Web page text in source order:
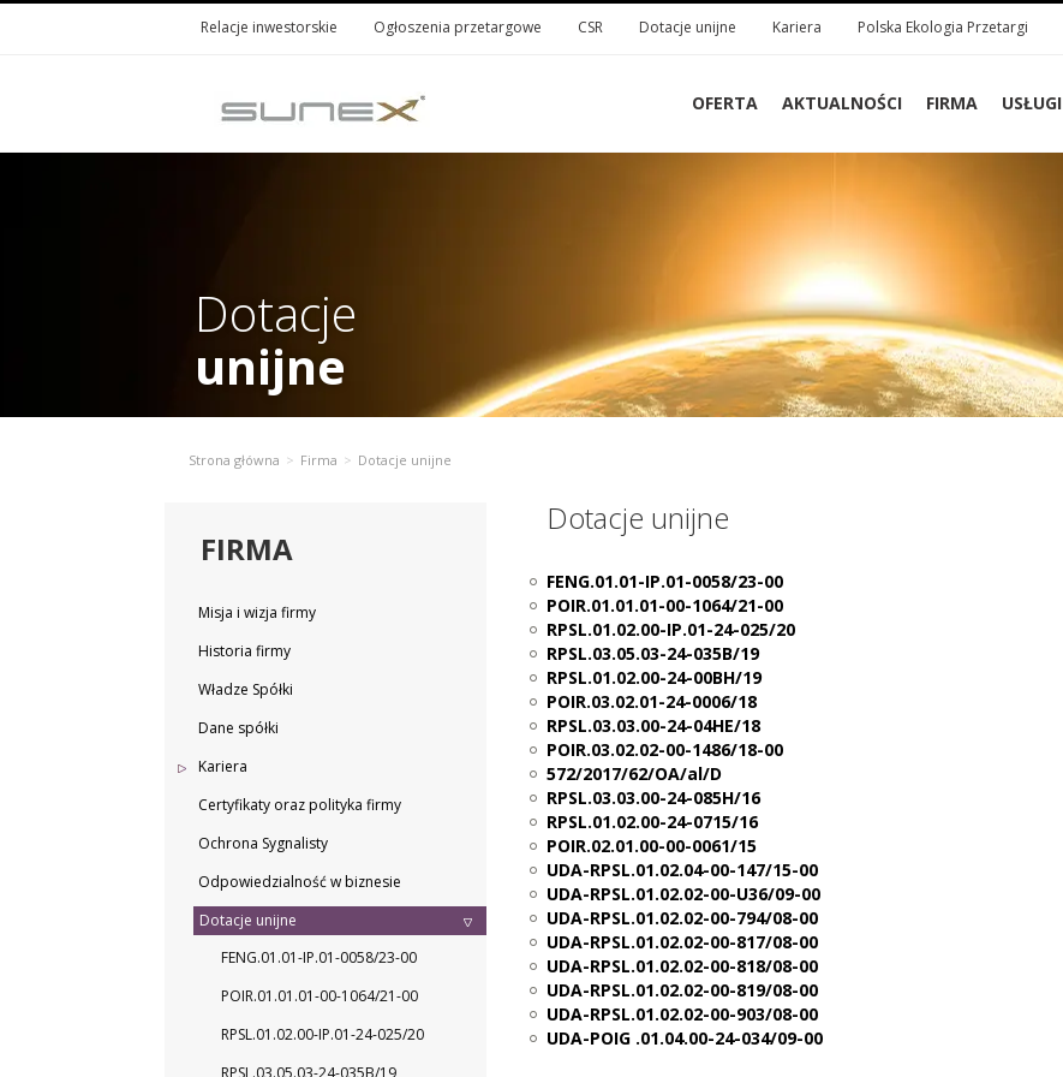
Relacje inwestorskie Ogłoszenia przetargowe CSR Dotacje unijne Kariera Polska Ekologia Przetargi
OFERTA AKTUALNOŚCI FIRMA USŁUGI
Dotacje
unijne
Strona główna Firma Dotacje unijne
FIRMA
Misja i wizja firmy
Historia firmy
Władze Spółki
Dane spółki
Kariera
Certyfikaty oraz polityka firmy
Ochrona Sygnalisty
Odpowiedzialność w biznesie
Dotacje unijne
FENG.01.01-IP.01-0058/23-00
POIR.01.01.01-00-1064/21-00
RPSL.01.02.00-IP.01-24-025/20
RPSL.03.05.03-24-035B/19
Dotacje unijne
FENG.01.01-IP.01-0058/23-00
POIR.01.01.01-00-1064/21-00
RPSL.01.02.00-IP.01-24-025/20
RPSL.03.05.03-24-035B/19
RPSL.01.02.00-24-00BH/19
POIR.03.02.01-24-0006/18
RPSL.03.03.00-24-04HE/18
POIR.03.02.02-00-1486/18-00
572/2017/62/OA/al/D
RPSL.03.03.00-24-085H/16
RPSL.01.02.00-24-0715/16
POIR.02.01.00-00-0061/15
UDA-RPSL.01.02.04-00-147/15-00
UDA-RPSL.01.02.02-00-U36/09-00
UDA-RPSL.01.02.02-00-794/08-00
UDA-RPSL.01.02.02-00-817/08-00
UDA-RPSL.01.02.02-00-818/08-00
UDA-RPSL.01.02.02-00-819/08-00
UDA-RPSL.01.02.02-00-903/08-00
UDA-POIG .01.04.00-24-034/09-00